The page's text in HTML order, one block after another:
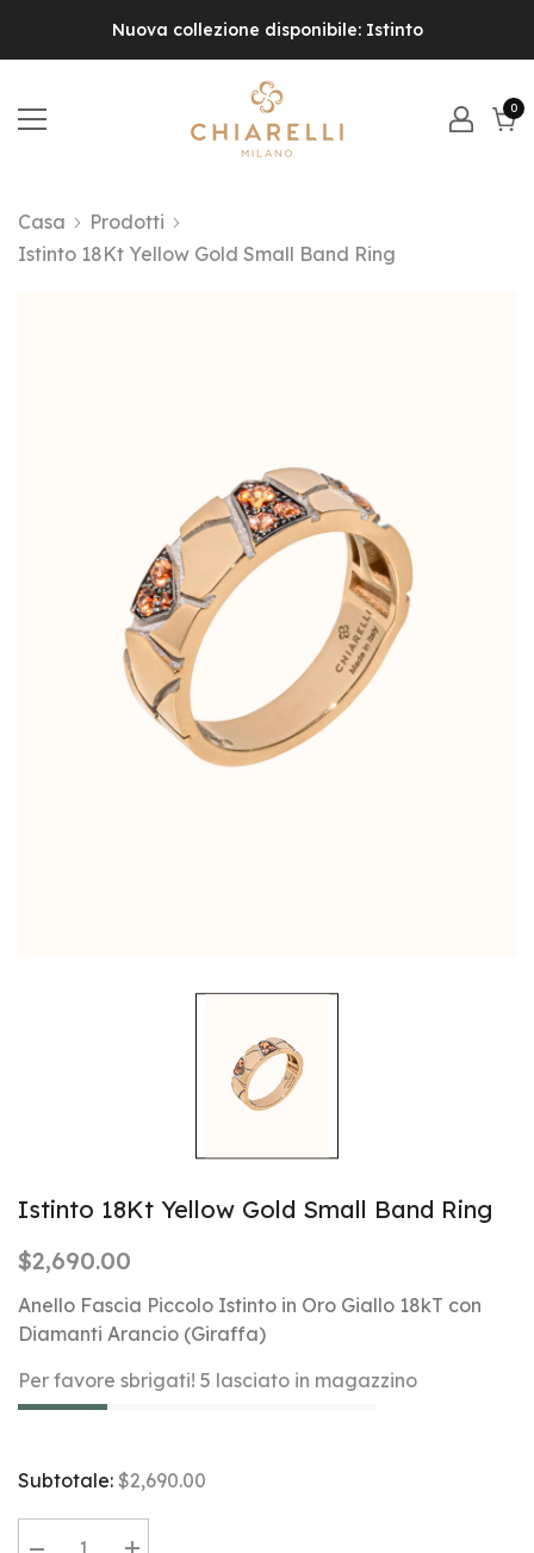
Nuova collezione disponibile: Istinto
00
Casa
Prodotti
Istinto 18Kt Yellow Gold Small Band Ring
Istinto 18Kt Yellow Gold Small Band Ring
$2,690.00
Anello Fascia Piccolo Istinto in Oro Giallo 18kT con
Diamanti Arancio (Giraffa)
Per favore sbrigati! 5 lasciato in magazzino
Subtotale: $2,690.00